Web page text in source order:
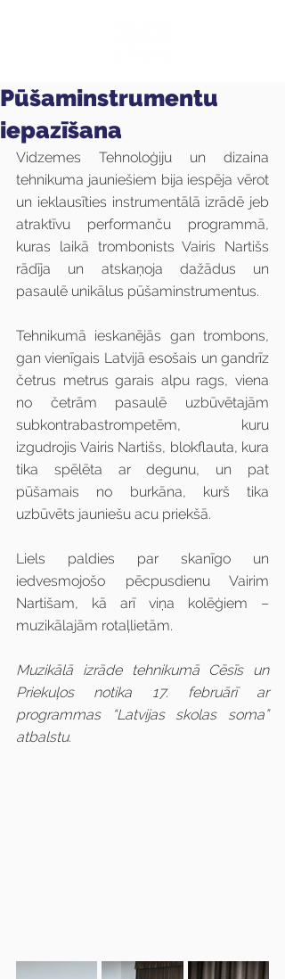
Pūšaminstrumentu
iepazīšana
Vidzemes Tehnoloģiju un dizaina
tehnikuma jauniešiem bija iespēja vērot
un ieklausīties instrumentālā izrādē jeb
atraktīvu performanču programmā,
kuras laikā trombonists Vairis Nartišs
rādīja un atskaņoja dažādus un
pasaulē unikālus pūšaminstrumentus.
Tehnikumā ieskanējās gan trombons,
gan vienīgais Latvijā esošais un gandrīz
četrus metrus garais alpu rags, viena
no četrām pasaulē uzbūvētajām
subkontrabastrompetēm, kuru
izgudrojis Vairis Nartišs, blokflauta, kura
tika spēlēta ar degunu, un pat
pūšamais no burkāna, kurš tika
uzbūvēts jauniešu acu priekšā.
Liels paldies par skanīgo un
iedvesmojošo pēcpusdienu Vairim
Nartišam, kā arī viņa kolēģiem –
muzikālajām rotaļlietām.
Muzikālā izrāde tehnikumā Cēsīs un
Priekuļos notika 17. februārī ar
programmas “Latvijas skolas soma”
atbalstu.